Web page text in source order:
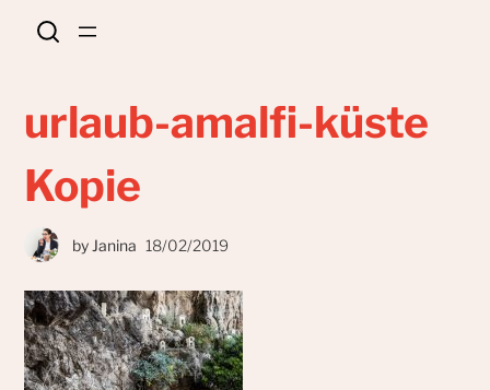
urlaub-amalfi-küste
Kopie
by Janina 18/02/2019